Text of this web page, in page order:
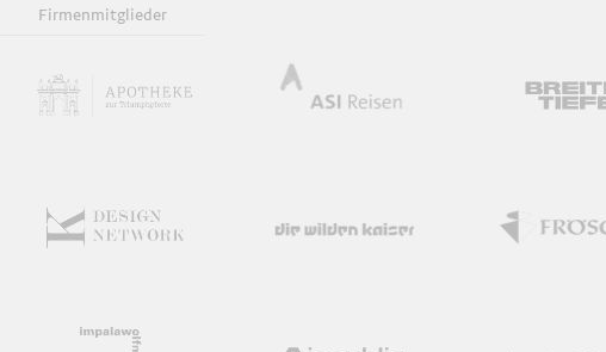
Firmenmitglieder